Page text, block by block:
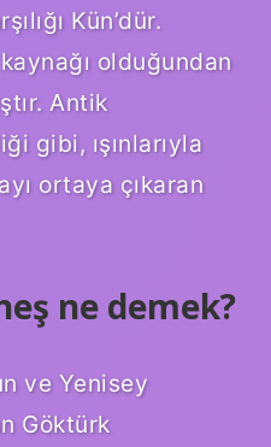
Kün’dür.
olduğundan
Antik
gibi, ışınlarıyla
ortaya çıkaran
ne demek?
ve Yenisey
Göktürk